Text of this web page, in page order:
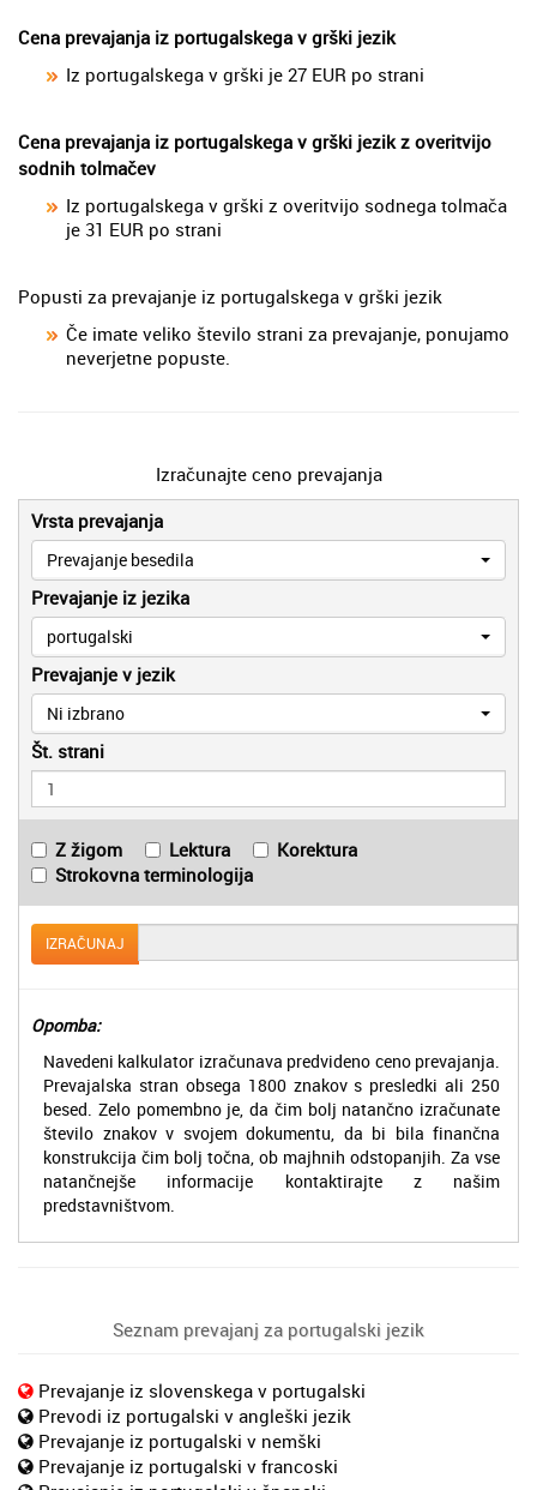
Cena prevajanja iz portugalskega v grški jezik
Iz portugalskega v grški je 27 EUR po strani
Cena prevajanja iz portugalskega v grški jezik z overitvijo
sodnih tolmačev
Iz portugalskega v grški z overitvijo sodnega tolmača
je 31 EUR po strani
Popusti za prevajanje iz portugalskega v grški jezik
Če imate veliko število strani za prevajanje, ponujamo
neverjetne popuste.
Izračunajte ceno prevajanja
Vrsta prevajanja
Prevajanje besedila
Prevajanje iz jezika
portugalski
Prevajanje v jezik
Ni izbrano
Št. strani
Z žigom Lektura
Korektura
Strokovna terminologija
IZRAČUNAJ
Opomba:
Navedeni kalkulator izračunava predvideno ceno prevajanja.
Prevajalska stran obsega 1800 znakov s presledki ali 250
besed. Zelo pomembno je, da čim bolj natančno izračunate
število znakov v svojem dokumentu, da bi bila finančna
konstrukcija čim bolj točna, ob majhnih odstopanjih. Za vse
natančnejše informacije kontaktirajte z našim
predstavništvom.
Seznam prevajanj za portugalski jezik
Prevajanje iz slovenskega v portugalski
Prevodi iz portugalski v angleški jezik
Prevajanje iz portugalski v nemški
Prevajanje iz portugalski v francoski